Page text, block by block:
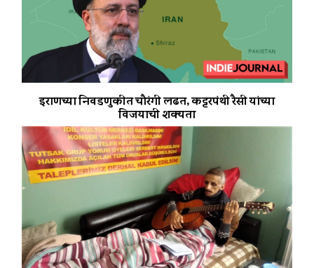
इराणच्या निवडणुकीत चौरंगी लढत, कट्टरपंथी रैसी यांच्या
विजयाची शक्यता